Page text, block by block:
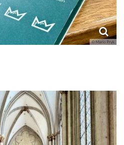
© Mario Pryk